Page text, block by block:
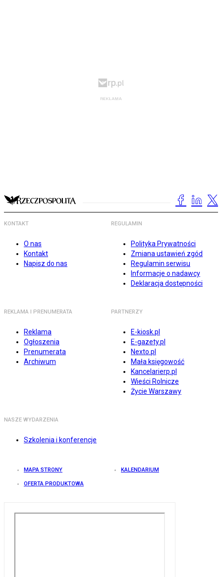
KONTAKT
O nas
Kontakt
Napisz do nas
REGULAMIN
Polityka Prywatności
Zmiana ustawień zgód
Regulamin serwisu
Informacje o nadawcy
Deklaracja dostępności
REKLAMA I PRENUMERATA
Reklama
Ogłoszenia
Prenumerata
Archiwum
PARTNERZY
E-kiosk.pl
E-gazety.pl
Nexto.pl
Mała księgowość
Kancelarierp.pl
Wieści Rolnicze
Życie Warszawy
NASZE WYDARZENIA
Szkolenia i konferencje
MAPA STRONY KALENDARIUM
OFERTA PRODUKTOWA